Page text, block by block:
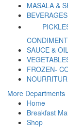
MASALA &
SAUCE &
FROZEN-
More Departments
Home
Breakfast
Shop